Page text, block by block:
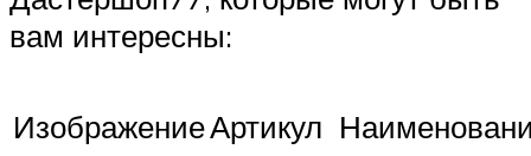
вам интересны:
ИзображениеАртикул